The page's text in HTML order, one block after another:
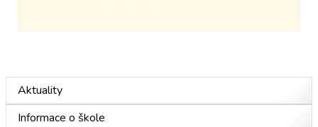
Aktuality
Informace o škole